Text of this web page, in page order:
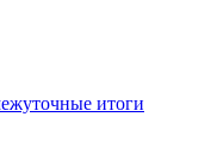
итоги